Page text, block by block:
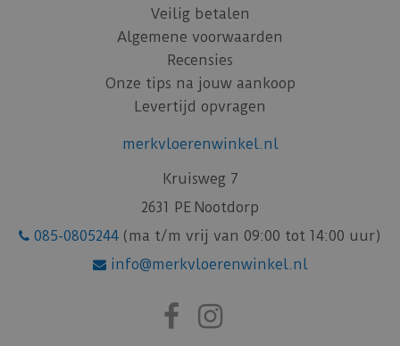
Veilig betalen
Algemene voorwaarden
Recensies
Onze tips na jouw aankoop
Levertijd opvragen
merkvloerenwinkel.nl
Kruisweg 7
2631 PE Nootdorp
085-0805244 (ma t/m vrij van 09:00 tot 14:00 uur)
info@merkvloerenwinkel.nl